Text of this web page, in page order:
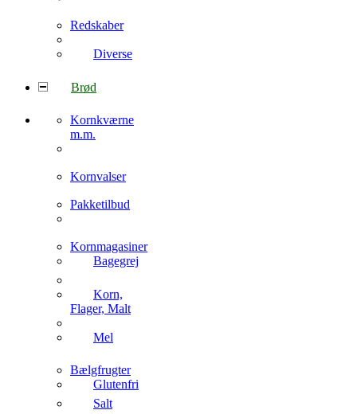
Redskaber
Diverse
Brød
Kornkværne
m.m.
Kornvalser
Pakketilbud
Kornmagasiner
Bagegrej
Korn,
Flager, Malt
Mel
Bælgfrugter
Glutenfri
Salt